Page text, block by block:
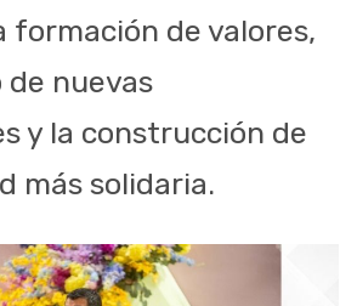
formación de valores,
de nuevas
y la construcción de
más solidaria.